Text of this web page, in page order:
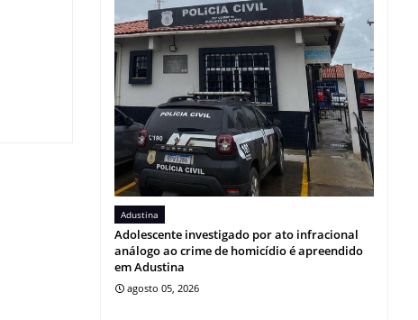
Adustina
Adolescente investigado por ato infracional
análogo ao crime de homicídio é apreendido
em Adustina
agosto 05, 2026